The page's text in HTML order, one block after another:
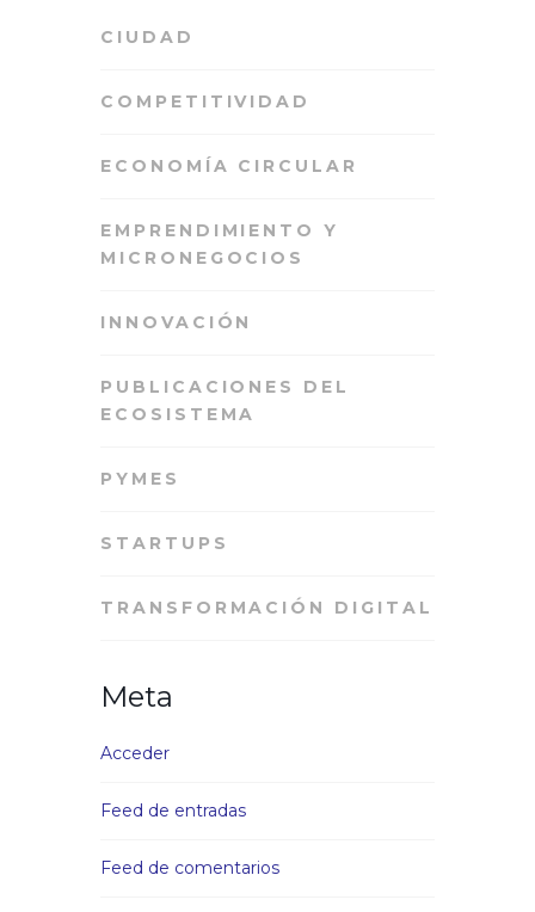
CIUDAD
COMPETITIVIDAD
ECONOMÍA CIRCULAR
EMPRENDIMIENTO Y
MICRONEGOCIOS
INNOVACIÓN
PUBLICACIONES DEL
ECOSISTEMA
PYMES
STARTUPS
TRANSFORMACIÓN DIGITAL
Meta
Acceder
Feed de entradas
Feed de comentarios